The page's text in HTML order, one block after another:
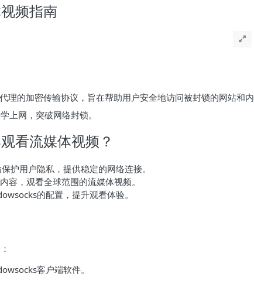
频指南
理的加密传输协议，旨在帮助用户安全地访问被封锁的网站和内
上网，突破网络封锁。
看流媒体视频？
护用户隐私，提供稳定的网络连接。
容，观看全球范围的流媒体视频。
的配置，提升观看体验。
客户端软件。